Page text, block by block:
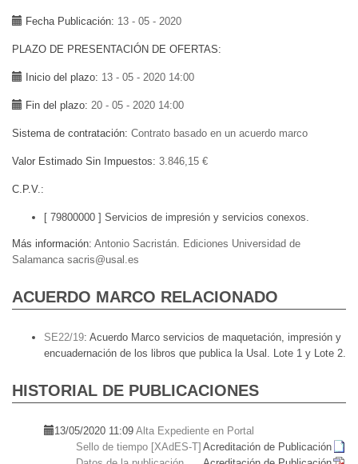
Fecha Publicación 13 - 05 - 2020
PLAZO DE PRESENTACIÓN DE OFERTAS
Inicio del plazo 13 - 05 - 2020 14:00
Fin del plazo 20 - 05 - 2020 14:00
Sistema de contratación Contrato basado en un acuerdo marco
Valor Estimado Sin Impuestos 3.846,15 €
C.P.V.
[ 79800000 ] Servicios de impresión y servicios conexos.
Más información Antonio Sacristán. Ediciones Universidad de
Salamanca sacris@usal.es
ACUERDO MARCO RELACIONADO
SE22/19: Acuerdo Marco servicios de maquetación, impresión y
encuadernación de los libros que publica la Usal. Lote 1 y Lote 2.
HISTORIAL DE PUBLICACIONES
13/05/2020 11:09 Alta Expediente en Portal
Acreditación de Publicación
Sello de tiempo [XAdES-T]